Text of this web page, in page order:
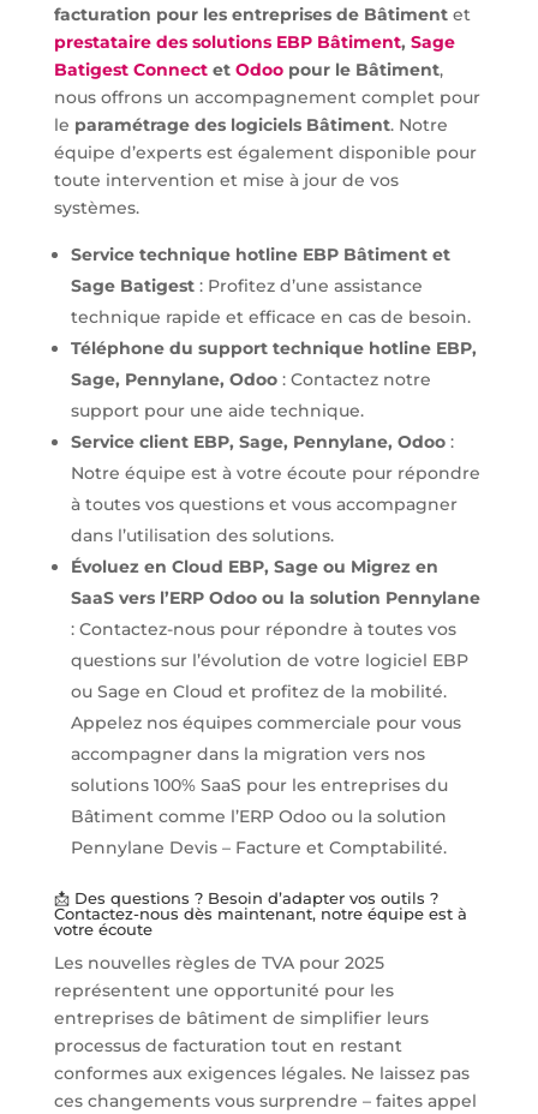
facturation pour les entreprises de Bâtimentet
prestataire des solutions EBP Bâtiment, Sage
Batigest Connectet Odoopour le Bâtiment,
nous offrons un accompagnement complet pour
le paramétrage des logiciels Bâtiment. Notre
équipe d’experts est également disponible pour
toute intervention et mise à jour de vos
systèmes.
Service technique hotline EBP Bâtiment et
Sage Batigest: Profitez d’une assistance
technique rapide et efficace en cas de besoin.
Téléphone du support technique hotline EBP,
Sage, Pennylane, Odoo: Contactez notre
support pour une aide technique.
Service client EBP, Sage, Pennylane, Odoo:
Notre équipe est à votre écoute pour répondre
à toutes vos questions et vous accompagner
dans l’utilisation des solutions.
Évoluez en Cloud EBP, Sage ou Migrez en
SaaS vers l’ERP Odoo ou la solution Pennylane
: Contactez-nous pour répondre à toutes vos
questions sur l’évolution de votre logiciel EBP
ou Sage en Cloud et profitez de la mobilité.
Appelez nos équipes commerciale pour vous
accompagner dans la migration vers nos
solutions 100% SaaS pour les entreprises du
Bâtiment comme l’ERP Odoo ou la solution
Pennylane Devis – Facture et Comptabilité.
📩 Des questions ? Besoin d’adapter vos outils ?
Contactez-nous dès maintenant, notre équipe est à
votre écoute
Les nouvelles règles de TVA pour 2025
représentent une opportunité pour les
entreprises de bâtiment de simplifier leurs
processus de facturation tout en restant
conformes aux exigences légales. Ne laissez pas
ces changements vous surprendre – faites appel